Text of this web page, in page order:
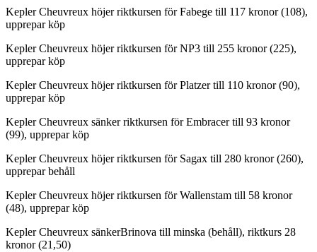
Kepler Cheuvreux höjer riktkursen för Fabege till 117 kronor (108),
upprepar köp
Kepler Cheuvreux höjer riktkursen för NP3 till 255 kronor (225),
upprepar köp
Kepler Cheuvreux höjer riktkursen för Platzer till 110 kronor (90),
upprepar köp
Kepler Cheuvreux sänker riktkursen för Embracer till 93 kronor
(99), upprepar köp
Kepler Cheuvreux höjer riktkursen för Sagax till 280 kronor (260),
upprepar behåll
Kepler Cheuvreux höjer riktkursen för Wallenstam till 58 kronor
(48), upprepar köp
Kepler Cheuvreux sänkerBrinova till minska (behåll), riktkurs 28
kronor (21,50)